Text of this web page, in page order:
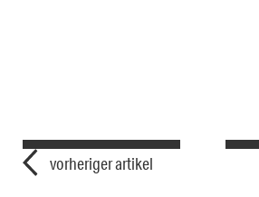
vorheriger artikel